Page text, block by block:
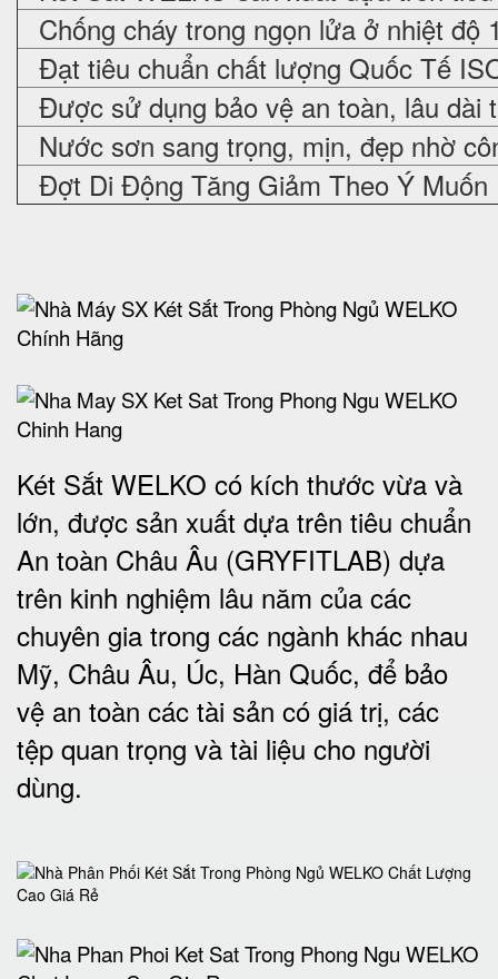
Chống cháy trong ngọn lửa ở nhiệt độ
Đạt tiêu chuẩn chất lượng Quốc Tế
Được sử dụng bảo vệ an toàn, lâu dài
Nước sơn sang trọng, mịn, đẹp nhờ
Đợt Di Động Tăng Giảm Theo Ý Muốn
Két Sắt WELKO có kích thước vừa và
lớn, được sản xuất dựa trên tiêu chuẩn
An toàn Châu Âu (GRYFITLAB) dựa
trên kinh nghiệm lâu năm của các
chuyên gia trong các ngành khác nhau
Mỹ, Châu Âu, Úc, Hàn Quốc, để bảo
vệ an toàn các tài sản có giá trị, các
tệp quan trọng và tài liệu cho người
dùng.